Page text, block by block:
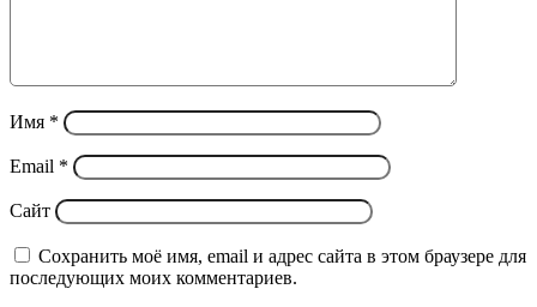
Имя *
Email *
Сайт
Сохранить моё имя, email и адрес сайта в этом браузере для
последующих моих комментариев.